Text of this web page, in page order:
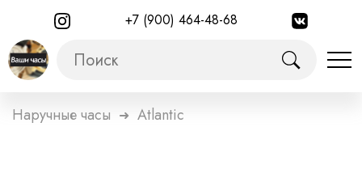
+7 (900) 464-48-68
Наручные часы ➜ Atlantic